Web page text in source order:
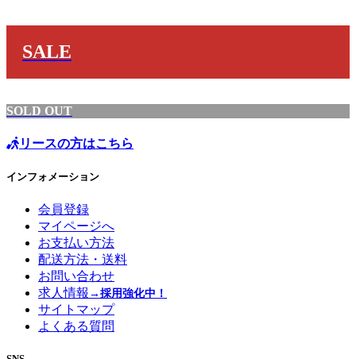
SALE
SOLD OUT
リースの方はこちら
インフォメーション
会員登録
マイページへ
お支払い方法
配送方法・送料
お問い合わせ
求人情報 →採用強化中！
サイトマップ
よくある質問